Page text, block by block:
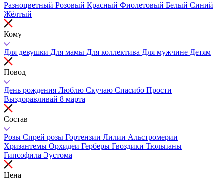
Разноцветный Розовый Красный Фиолетовый Белый Синий
Жёлтый
Кому
Для девушки Для мамы Для коллектива Для мужчине Детям
Повод
День рождения Люблю Скучаю Спасибо Прости
Выздоравливай 8 марта
Состав
Розы Спрей розы Гортензии Лилии Альстромерии
Хризантемы Орхидеи Герберы Гвоздики Тюльпаны
Гипсофила Эустома
Цена